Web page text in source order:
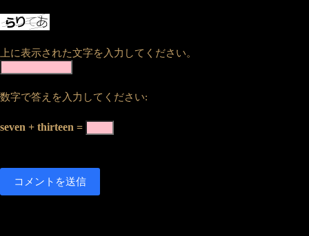
上に表示された文字を入力してください。
数字で答えを入力してください:
seven + thirteen =
コメントを送信